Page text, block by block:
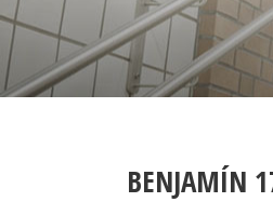
BENJAMÍN